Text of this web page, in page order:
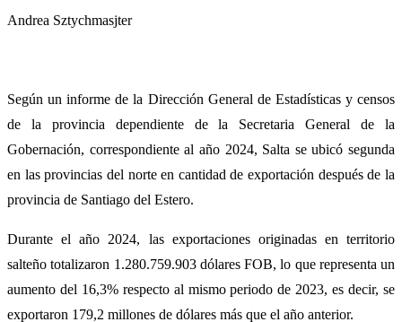
Andrea Sztychmasjter
Según un informe de la Dirección General de Estadísticas y censos
de la provincia dependiente de la Secretaria General de la
Gobernación, correspondiente al año 2024, Salta se ubicó segunda
en las provincias del norte en cantidad de exportación después de la
provincia de Santiago del Estero.
Durante el año 2024, las exportaciones originadas en territorio
salteño totalizaron 1.280.759.903 dólares FOB, lo que representa un
aumento del 16,3% respecto al mismo periodo de 2023, es decir, se
exportaron 179,2 millones de dólares más que el año anterior.